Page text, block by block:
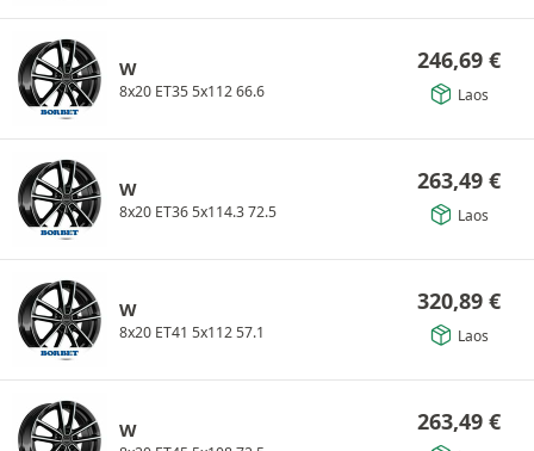
W
8x20 ET35 5x112 66.6
246,69 €
Laos
W
8x20 ET36 5x114.3 72.5
263,49 €
Laos
W
8x20 ET41 5x112 57.1
320,89 €
Laos
W 263,49 €